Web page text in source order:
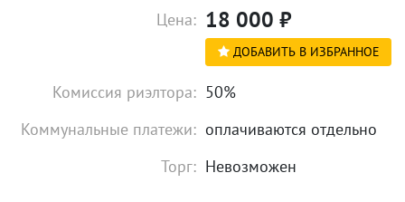
Цена: 18 000 ₽
ДОБАВИТЬ В ИЗБРАННОЕ
Комиссия риэлтора: 50%
Коммунальные платежи: оплачиваются отдельно
Торг: Невозможен